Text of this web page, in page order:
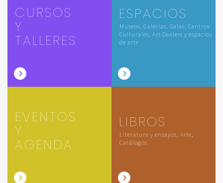
CURSOS
Y
TALLERES
ESPACIOS
Museos, Galerías, Salas, Centros
Culturales, Art Dealers y espacios
de arte
EVENTOS
Y
AGENDA
LIBROS
Literatura y ensayos, Arte,
Catálogos